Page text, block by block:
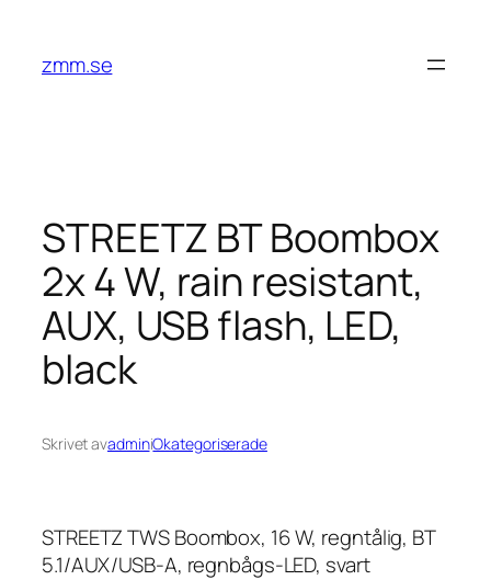
innehåll
zmm.se
STREETZ BT Boombox
2x 4 W, rain resistant,
AUX, USB flash, LED,
black
Skrivet avadminiOkategoriserade
STREETZ TWS Boombox, 16 W, regntålig, BT
5.1/AUX/USB-A, regnbågs-LED, svart